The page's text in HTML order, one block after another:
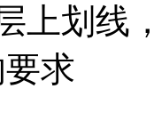
上划线
求